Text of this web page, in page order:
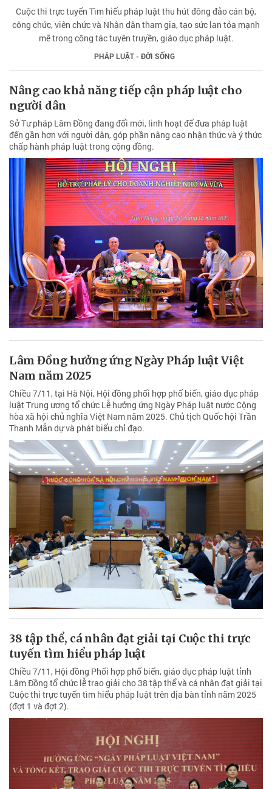
Cuộc thi trực tuyến Tìm hiểu pháp luật thu hút đông đảo cán bộ,
công chức, viên chức và Nhân dân tham gia, tạo sức lan tỏa mạnh
mẽ trong công tác tuyên truyền, giáo dục pháp luật.
PHÁP LUẬT - ĐỜI SỐNG
Nâng cao khả năng tiếp cận pháp luật cho
người dân
Sở Tư pháp Lâm Đồng đang đổi mới, linh hoạt để đưa pháp luật
đến gần hơn với người dân, góp phần nâng cao nhận thức và ý thức
chấp hành pháp luật trong cộng đồng.
Lâm Đồng hưởng ứng Ngày Pháp luật Việt
Nam năm 2025
Chiều 7/11, tại Hà Nội, Hội đồng phối hợp phổ biến, giáo dục pháp
luật Trung ương tổ chức Lễ hưởng ứng Ngày Pháp luật nước Cộng
hòa xã hội chủ nghĩa Việt Nam năm 2025. Chủ tịch Quốc hội Trần
Thanh Mẫn dự và phát biểu chỉ đạo.
38 tập thể, cá nhân đạt giải tại Cuộc thi trực
tuyến tìm hiểu pháp luật
Chiều 7/11, Hội đồng Phối hợp phổ biến, giáo dục pháp luật tỉnh
Lâm Đồng tổ chức lễ trao giải cho 38 tập thể và cá nhân đạt giải tại
Cuộc thi trực tuyến tìm hiểu pháp luật trên địa bàn tỉnh năm 2025
(đợt 1 và đợt 2).